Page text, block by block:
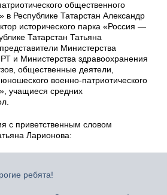
общественного
Республике Татарстан Александр
исторического парка «Россия —
Татарстан Татьяна
Министерства
и Министерства здравоохранения
общественные деятели,
военно-патриотического
учащиеся средних
с приветственным словом
Ларионова:
ребята!